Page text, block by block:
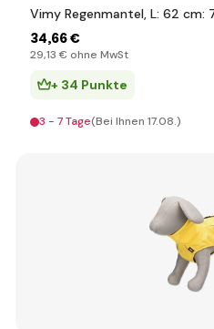
Vimy Regenmantel, L: 62 cm:
34,66 €
29,13 € ohne MwSt
+ 34 Punkte
3 - 7 Tage(Bei Ihnen 17.08.)